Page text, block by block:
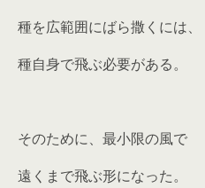
種を広範囲にばら撒くには、
種自身で飛ぶ必要がある。
そのために、最小限の風で
遠くまで飛ぶ形になった。